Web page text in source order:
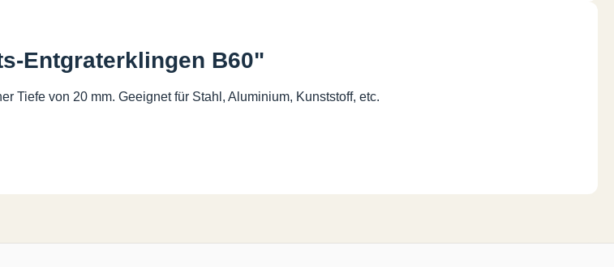
Entgraterklingen B60"
Tiefe von 20 mm. Geeignet für Stahl, Aluminium, Kunststoff, etc.